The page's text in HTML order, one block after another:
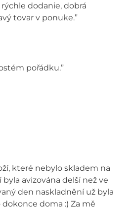
rýchle dodanie, dobrá
tovar v ponuke.”
pořádku.”
které nebylo skladem na
avizována delší než ve
den naskladnění už byla
doma :) Za mě